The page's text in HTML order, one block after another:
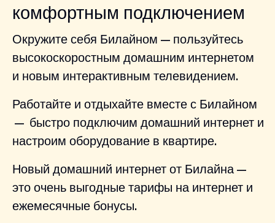
комфортным подключением
Окружите себя Билайном — пользуйтесь
высокоскоростным домашним интернетом
и новым интерактивным телевидением.
Работайте и отдыхайте вместе с Билайном
— быстро подключим домашний интернет и
настроим оборудование в квартире.
Новый домашний интернет от Билайна —
это очень выгодные тарифы на интернет и
ежемесячные бонусы.